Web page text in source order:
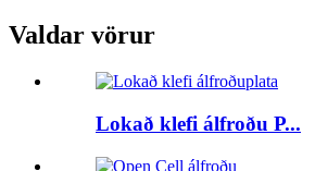
Valdar vörur
Lokað klefi álfroðu P...